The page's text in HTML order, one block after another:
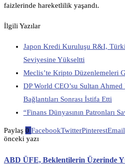
faizlerinde hareketlilik yaşandı.
İlgili Yazılar
Japon Kredi Kuruluşu R&I,
Seviyesine Yükseltti
Meclis’te Kripto Düzenlemeleri
DP World CEO’su Sultan
Bağlantıları Sonrası İstifa Etti
“Finans Dünyasının Patronları
Paylaş 0 FacebookTwitterPinterestEmail
önceki yazı
ABD ÜFE, Beklentilerin Üzerinde